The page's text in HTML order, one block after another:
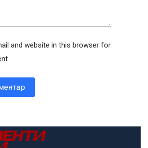
and website in this browser for